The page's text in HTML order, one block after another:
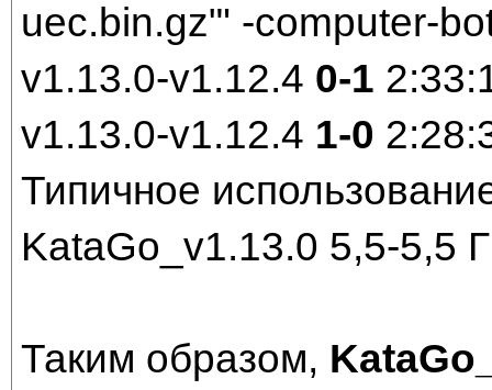
uec.bin.gz"' -computer-
v1.13.0-v1.12.4 0-1
v1.13.0-v1.12.4 1-0
Типичное
KataGo_v1.13.0 5,5-5,5
Таким образом,